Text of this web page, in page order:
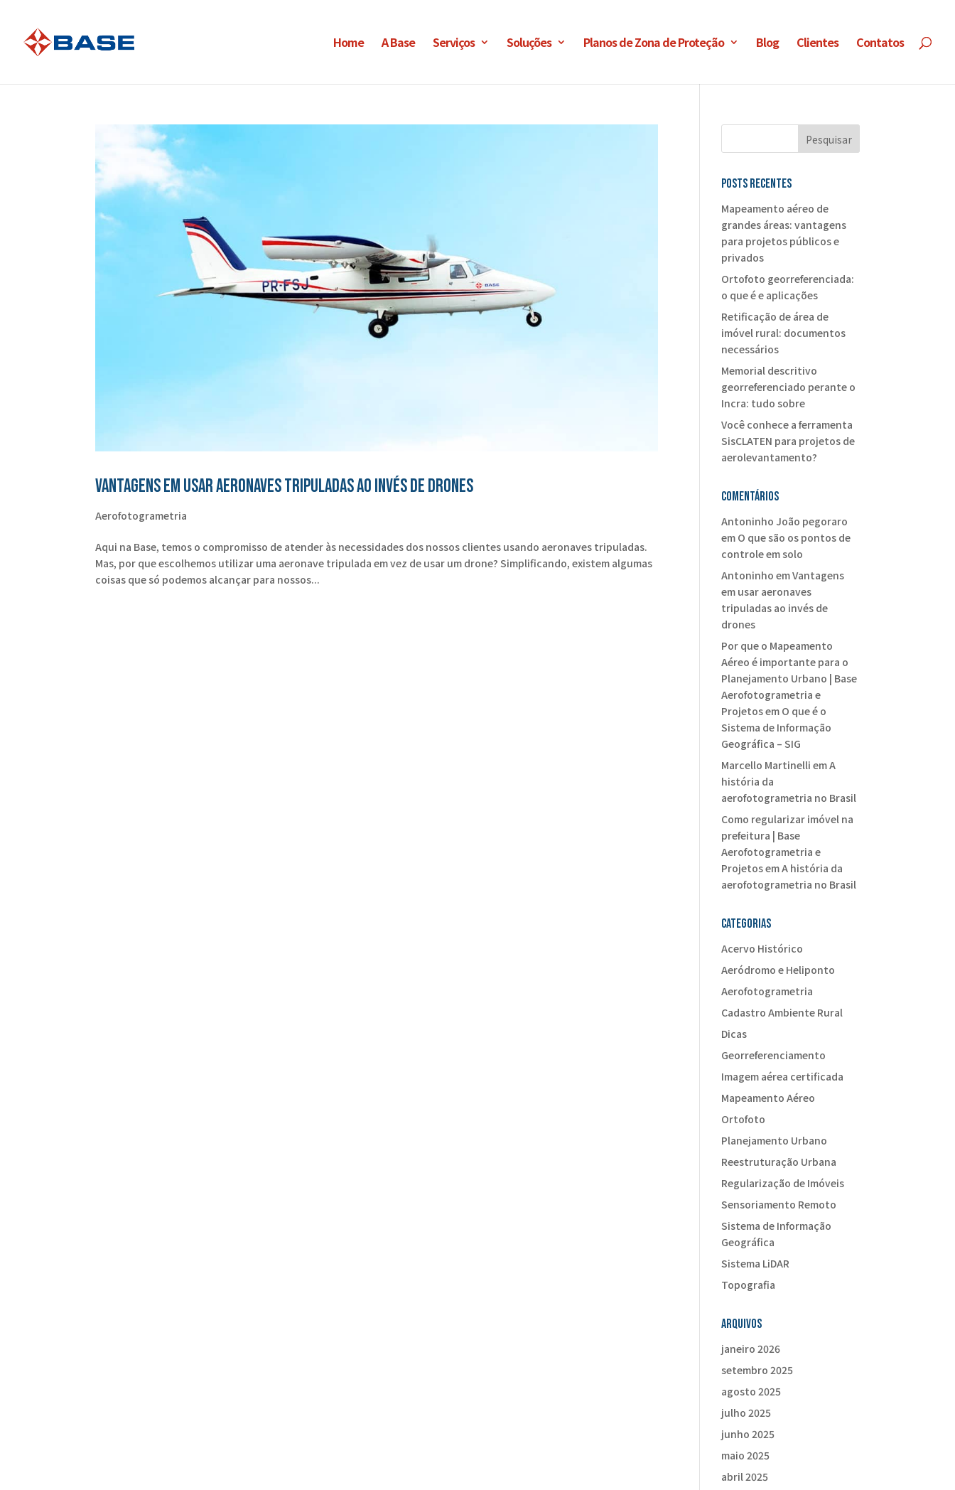
Home A Base Serviços Soluções Planos de Zona de Proteção Blog Clientes Contatos
Vantagens em usar aeronaves tripuladas ao invés de drones
Aerofotogrametria
Aqui na Base, temos o compromisso de atender às necessidades dos nossos clientes usando aeronaves tripuladas.
Mas, por que escolhemos utilizar uma aeronave tripulada em vez de usar um drone? Simplificando, existem algumas
coisas que só podemos alcançar para nossos...
Posts recentes
Mapeamento aéreo de
grandes áreas: vantagens
para projetos públicos e
privados
Ortofoto georreferenciada:
o que é e aplicações
Retificação de área de
imóvel rural: documentos
necessários
Memorial descritivo
georreferenciado perante o
Incra: tudo sobre
Você conhece a ferramenta
SisCLATEN para projetos de
aerolevantamento?
Comentários
Antoninho João pegoraro
em O que são os pontos de
controle em solo
Antoninho emVantagens
em usar aeronaves
tripuladas ao invés de
drones
Por que o Mapeamento
Aéreo é importante para o
Planejamento Urbano | Base
Aerofotogrametria e
Projetosem O que é o
Sistema de Informação
Geográfica – SIG
Marcello Martinelli emA
história da
aerofotogrametria no Brasil
Como regularizar imóvel na
prefeitura | Base
Aerofotogrametria e
ProjetosemA história da
aerofotogrametria no Brasil
Categorias
Acervo Histórico
Aeródromo e Heliponto
Aerofotogrametria
Cadastro Ambiente Rural
Dicas
Georreferenciamento
Imagem aérea certificada
Mapeamento Aéreo
Ortofoto
Planejamento Urbano
Reestruturação Urbana
Regularização de Imóveis
Sensoriamento Remoto
Sistema de Informação
Geográfica
Sistema LiDAR
Topografia
Arquivos
janeiro 2026
setembro 2025
agosto 2025
julho 2025
junho 2025
maio 2025
abril 2025